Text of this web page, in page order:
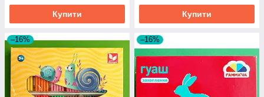
Купити Купити
–16% –16%